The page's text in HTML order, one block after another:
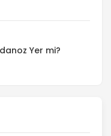
Yer mi?